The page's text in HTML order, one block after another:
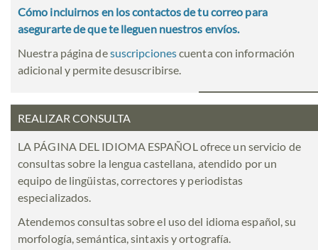
Cómo incluirnos en los contactos de tu correo para
asegurarte de que te lleguen nuestros envíos.
Nuestra página desuscripcionescuenta con información
adicional y permite desuscribirse.
REALIZAR CONSULTA
LA PÁGINA DEL IDIOMA ESPAÑOL ofrece un servicio de
consultas sobre la lengua castellana, atendido por un
equipo de lingüistas, correctores y periodistas
especializados.
Atendemos consultas sobre el uso del idioma español, su
morfología, semántica, sintaxis y ortografía.